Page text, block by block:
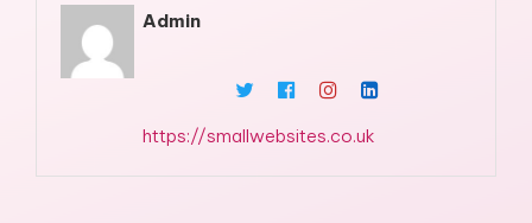
Admin
https://smallwebsites.co.uk